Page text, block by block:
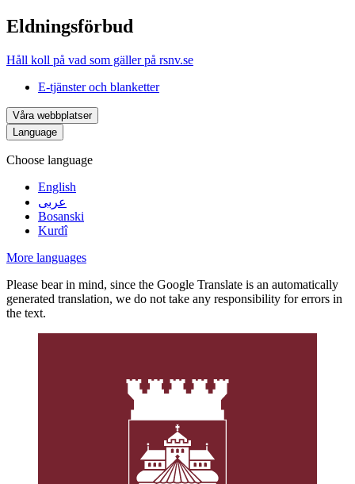
Eldningsförbud
Håll koll på vad som gäller på rsnv.se
E-tjänster och blanketter
Våra webbplatser
Language
Choose language
English
عربى
Bosanski
Kurdî
More languages
Please bear in mind, since the Google Translate is an automatically
generated translation, we do not take any responsibility for errors in
the text.